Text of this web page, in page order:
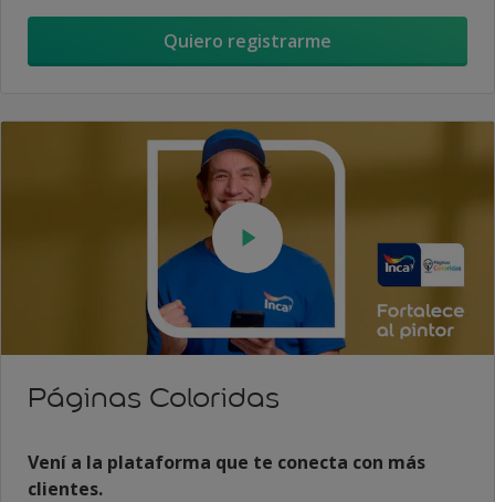
Quiero registrarme
Páginas Coloridas
Vení a la plataforma que te conecta con más
clientes.